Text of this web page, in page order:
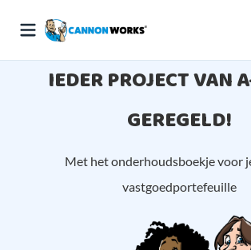
IEDER PROJECT VAN
GEREGELD!
Met het onderhoudsboekje voor
vastgoedportefeuille